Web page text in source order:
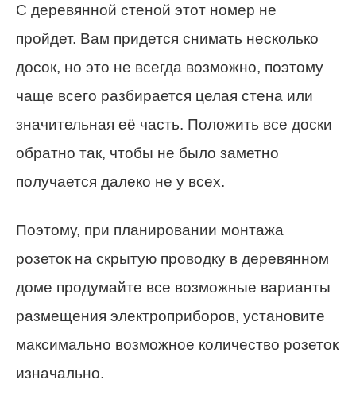
С деревянной стеной этот номер не
пройдет. Вам придется снимать несколько
досок, но это не всегда возможно, поэтому
чаще всего разбирается целая стена или
значительная её часть. Положить все доски
обратно так, чтобы не было заметно
получается далеко не у всех.
Поэтому, при планировании монтажа
розеток на скрытую проводку в деревянном
доме продумайте все возможные варианты
размещения электроприборов, установите
максимально возможное количество розеток
изначально.